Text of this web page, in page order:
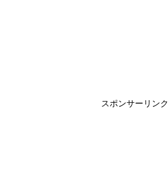
スポンサーリンク